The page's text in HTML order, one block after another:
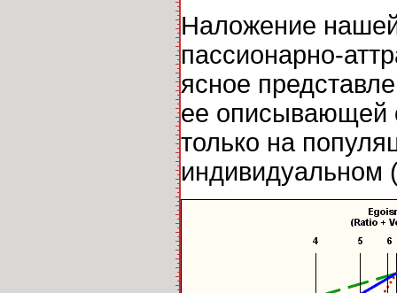
Наложение
пассионарно-
ясное
ее описывающей
только на
индивидуальном